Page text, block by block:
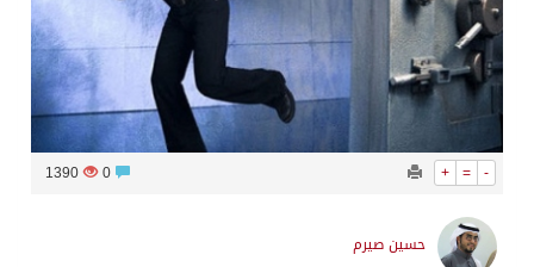
قمة سعودية – تركية – باكستانية في جدة
مقتل شخصين وإصابة 14 إثر انفجار عبوة ناسفة داخل حافلة في ريف دمشق
+ = -
1390
حسين صيرم